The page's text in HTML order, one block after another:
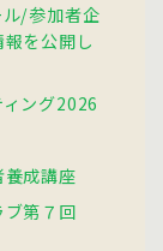
/参加者企
を公開し
ィング2026
養成講座
ブ第７回